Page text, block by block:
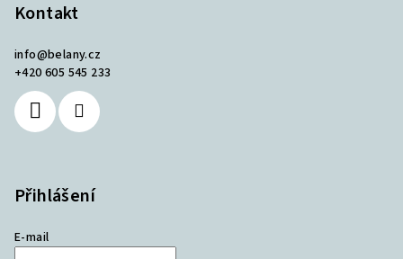
Kontakt
info@belany.cz
+420 605 545 233
Přihlášení
E-mail